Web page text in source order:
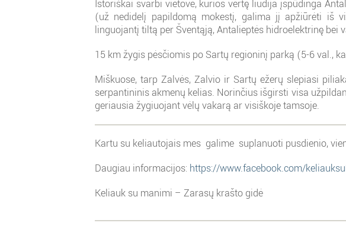
Istoriškai svarbi vietovė, kurios vertę liudija įspūdinga
(už nedidelį papildomą mokestį, galima jį apžiūrėti iš
linguojantį tiltą per Šventąją, Antalieptės hidroelektrinę bei
15 km žygis pėsčiomis po Sartų regioninį parką (5-6 val.,
Miškuose, tarp Zalvės, Zalvio ir Sartų ežerų slepiasi
serpantininis akmenų kelias. Norinčius išgirsti visa
geriausia žygiuojant vėlų vakarą ar visiškoje tamsoje.
Kartu su keliautojais mes galime suplanuoti pusdienio,
Daugiau informacijos: https://www.facebook.com/
Keliauk su manimi – Zarasų krašto gidė